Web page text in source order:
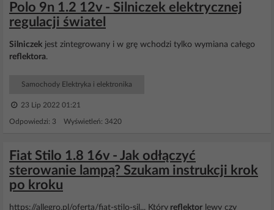
Polo 9n 1.2 12v - Silniczek elektrycznej
regulacji światel
Silniczek jest zintegrowany i w grę wchodzi tylko wymiana całego
reflektora.
Samochody Elektryka i elektronika
23 Lip 2022 01:21
Odpowiedzi: 3 Wyświetleń: 3420
Fiat Stilo 1.8 16v - Jak odłączyć
sterowanie lampą? Szukam instrukcji krok
po kroku
https://allegro.pl/oferta/fiat-stilo-sil... Który reflektor lewy czy